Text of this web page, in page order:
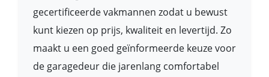
gecertificeerde vakmannen zodat u bewust
kunt kiezen op prijs, kwaliteit en levertijd. Zo
maakt u een goed geïnformeerde keuze voor
de garagedeur die jarenlang comfortabel